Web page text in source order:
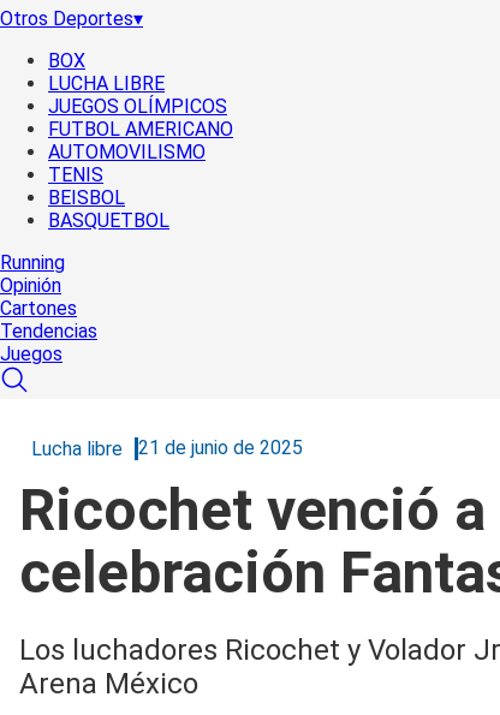
Otros Deportes▾
BOX
LUCHA LIBRE
JUEGOS OLÍMPICOS
FUTBOL AMERICANO
AUTOMOVILISMO
TENIS
BEISBOL
BASQUETBOL
Running
Opinión
Cartones
Tendencias
Juegos
Lucha libre 21 de junio de 2025
Ricochet venció
celebración
Los luchadores Ricochet y Volador
Arena México